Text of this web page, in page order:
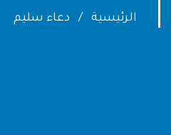
الرئيسية دعاء سليم